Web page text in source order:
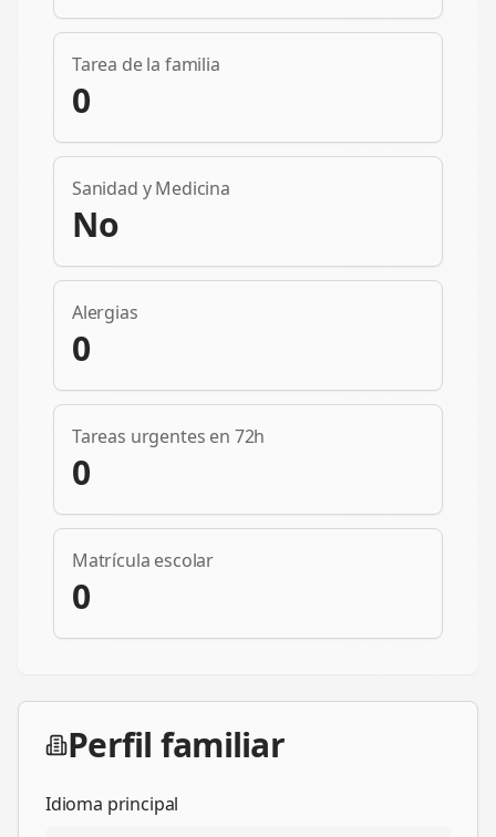
Tarea de la familia
0
Sanidad y Medicina
No
Alergias
0
Tareas urgentes en 72h
0
Matrícula escolar
0
Perfil familiar
Idioma principal